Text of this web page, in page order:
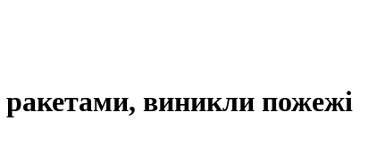
виникли пожежі